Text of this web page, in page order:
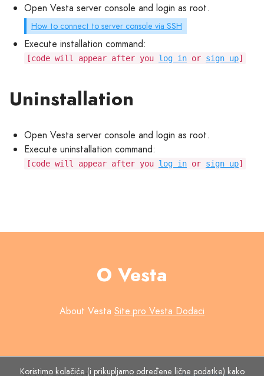
Open Vesta server console and login as root.
How to connect to server console via SSH
Execute installation command:
[code will appear after you log in or sign up]
Uninstallation
Open Vesta server console and login as root.
Execute uninstallation command:
[code will appear after you log in or sign up]
O Vesta
About Vesta Site.pro Vesta Dodaci
Koristimo kolačiće (i prikupljamo određene lične podatke) kako